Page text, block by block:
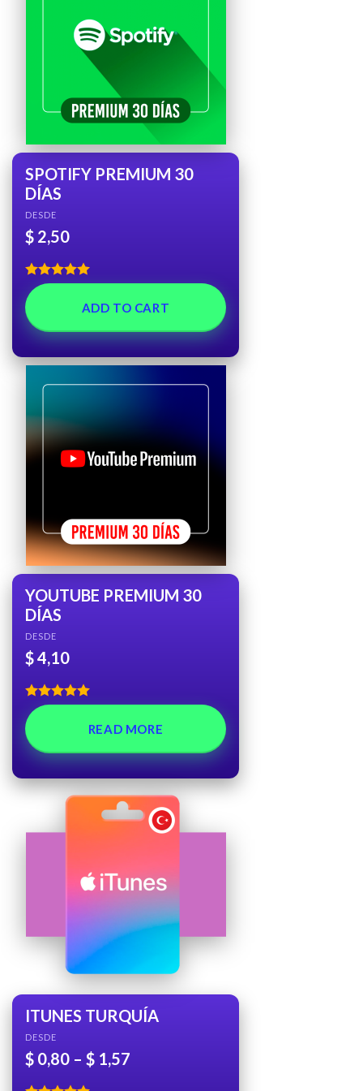
SPOTIFY PREMIUM 30
DÍAS
DESDE
$ 2,50
Rated
out of 5
ADD TO CART
YOUTUBE PREMIUM 30
DÍAS
DESDE
$4,10
Rated
out of 5
READ MORE
ITUNES TURQUÍA
DESDE
$ 0,80 – $ 1,57